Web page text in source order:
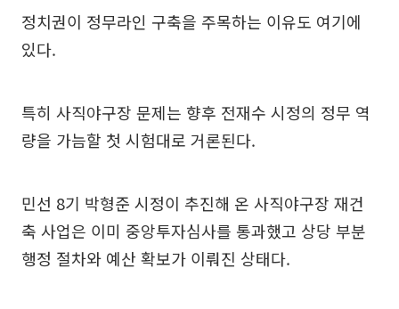
정치권이 정무라인 구축을 주목하는 이유도 여기에
있다.
특히 사직야구장 문제는 향후 전재수 시정의 정무 역
량을 가늠할 첫 시험대로 거론된다.
민선 8기 박형준 시정이 추진해 온 사직야구장 재건
축 사업은 이미 중앙투자심사를 통과했고 상당 부분
행정 절차와 예산 확보가 이뤄진 상태다.